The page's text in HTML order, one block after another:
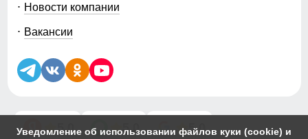
Уведомление об использовании файлов куки (cookie) и
Новости компании
Вакансии
5.0 5.0 5.0